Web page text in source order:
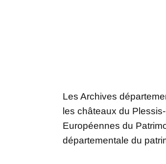
Les Archives
les châteaux du
Européennes du
départementale du